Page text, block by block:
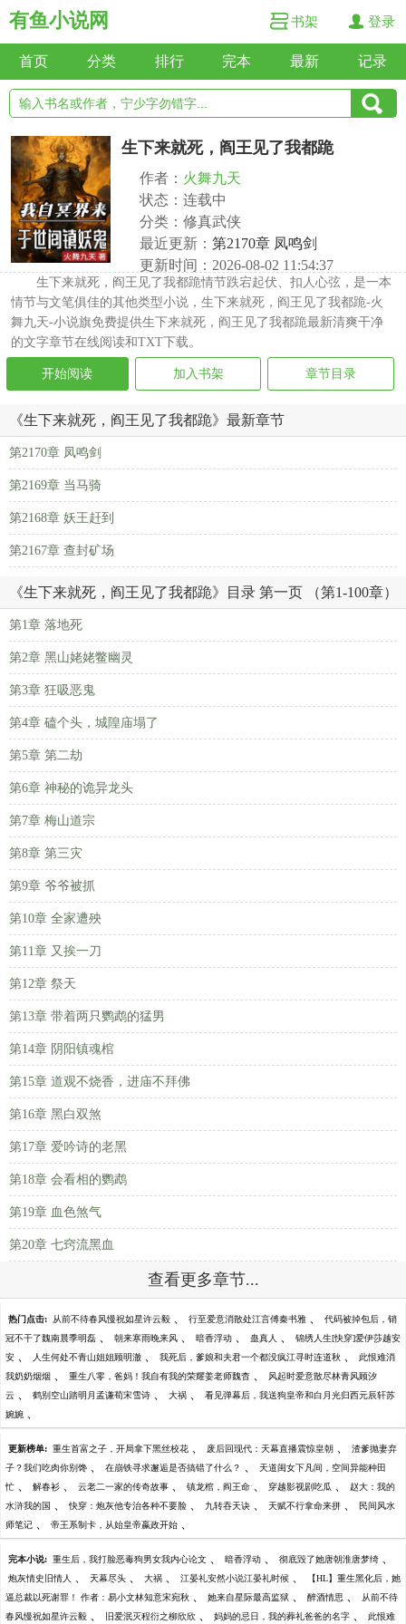
有鱼小说网 书架 登录
首页 分类 排行 完本 最新 记录
生下来就死，阎王见了我都跪
作者： 火舞九天
状态：连载中
分类：修真武侠
最近更新： 第2170章 凤鸣剑
更新时间：2026-08-02 11:54:37
生下来就死，阎王见了我都跪情节跌宕起伏、扣人心弦，是一本
情节与文笔俱佳的其他类型小说，生下来就死，阎王见了我都跪-火
舞九天-小说旗免费提供生下来就死，阎王见了我都跪最新清爽干净
的文字章节在线阅读和TXT下载。
开始阅读 加入书架 章节目录
《生下来就死，阎王见了我都跪》最新章节
第2170章 凤鸣剑
第2169章 当马骑
第2168章 妖王赶到
第2167章 查封矿场
《生下来就死，阎王见了我都跪》目录 第一页 （第1-100章）
第1章 落地死
第2章 黑山姥姥鳖幽灵
第3章 狂吸恶鬼
第4章 磕个头，城隍庙塌了
第5章 第二劫
第6章 神秘的诡异龙头
第7章 梅山道宗
第8章 第三灾
第9章 爷爷被抓
第10章 全家遭殃
第11章 又挨一刀
第12章 祭天
第13章 带着两只鹦鹉的猛男
第14章 阴阳镇魂棺
第15章 道观不烧香，进庙不拜佛
第16章 黑白双煞
第17章 爱吟诗的老黑
第18章 会看相的鹦鹉
第19章 血色煞气
第20章 七窍流黑血
查看更多章节...
热门点击: 从前不待春风慢祝如星许云毅 、 行至爱意消散处江言傅秦书雅 、 代码被掉包后，销
冠不干了魏南晨季明磊 、 朝来寒雨晚来风 、 暗香浮动 、 蛊真人 、 锦绣人生[快穿]爱伊莎越安
安 、 人生何处不青山姐姐顾明澈 、 我死后，爹娘和夫君一个都没疯江寻时连道秋 、 此恨难消
我奶奶烟烟 、 重生八零，爸妈！我自有我的荣耀姜老师魏杳 、 风起时爱意散尽林青风顾汐
云 、 鹤别空山踏明月孟谦荀宋雪诗 、 大祸 、 看见弹幕后，我送狗皇帝和白月光归西元辰轩苏
婉婉 、
更新榜单: 重生首富之子，开局拿下黑丝校花 、 废后回现代：天幕直播震惊皇朝 、 渣爹抛妻弃
子？我们吃肉你别馋 、 在崩铁寻求邂逅是否搞错了什么？ 、 天道闺女下凡间，空间异能种田
忙 、 解春衫 、 云老二一家的传奇故事 、 镇龙棺，阎王命 、 穿越影视剧吃瓜 、 赵大：我的
水浒我的国 、 快穿：炮灰他专治各种不要脸 、 九转吞天诀 、 天赋不行拿命来拼 、 民间风水
师笔记 、 帝王系制卡，从始皇帝嬴政开始 、
完本小说: 重生后，我打脸恶毒狗男女我内心论文 、 暗香浮动 、 彻底毁了她唐朝淮唐梦绮 、
炮灰情史旧情人 、 天幕尽头 、 大祸 、 江晏礼安然小说江晏礼时候 、 【HL】重生黑化后，她
逼总裁以死谢罪！ 作者：易小文林知意宋宛秋 、 她来自星际最高监狱 、 醉酒情思 、 从前不待
春风慢祝如星许云毅 、 旧爱泯灭程衍之柳欣欣 、 妈妈的忌日，我的葬礼爸爸的名字 、 此恨难